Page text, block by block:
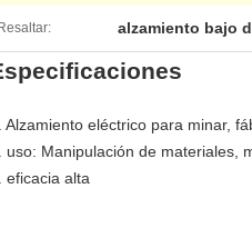
Resaltar: alzamiento bajo
Alzamiento eléctrico para minar,
uso: Manipulación de materiales,
eficacia alta